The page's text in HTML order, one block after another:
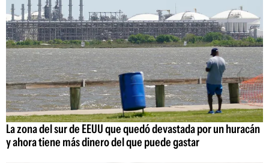
La zona del sur de EEUU que quedó devastada por un huracán
y ahora tiene más dinero del que puede gastar